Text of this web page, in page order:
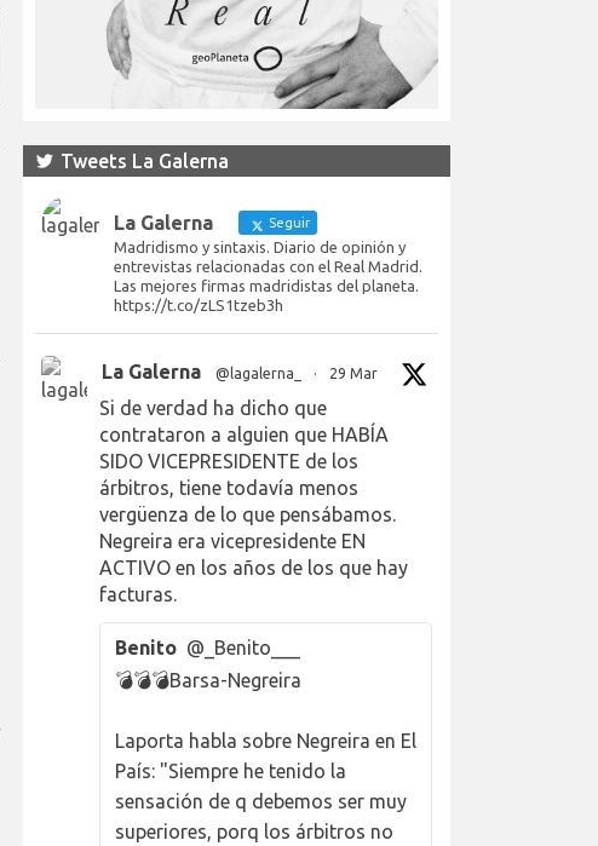
Tweets La Galerna
La Galerna Seguir
Madridismo y sintaxis. Diario de opinión y
entrevistas relacionadas con el Real Madrid.
Las mejores firmas madridistas del planeta.
https://t.co/zLS1tzeb3h
La Galerna @lagalerna_ · 29 Mar
Si de verdad ha dicho que
contrataron a alguien que HABÍA
SIDO VICEPRESIDENTE de los
árbitros, tiene todavía menos
vergüenza de lo que pensábamos.
Negreira era vicepresidente EN
ACTIVO en los años de los que hay
facturas.
Benito @_Benito___
💣💣💣Barsa-Negreira
Laporta habla sobre Negreira en El
País: "Siempre he tenido la
sensación de q debemos ser muy
superiores, porq los árbitros no